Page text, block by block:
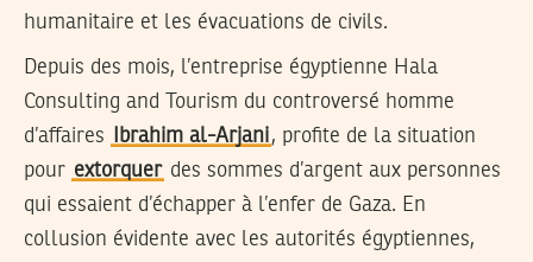
humanitaire et les évacuations de civils.
Depuis des mois, l’entreprise égyptienne Hala
Consulting and Tourism du controversé homme
d’affaires
Ibrahim al-Arjani, profite de la situation
pour extorquer des sommes d’argent aux personnes
qui essaient d’échapper à l’enfer de Gaza. En
collusion évidente avec les autorités égyptiennes,